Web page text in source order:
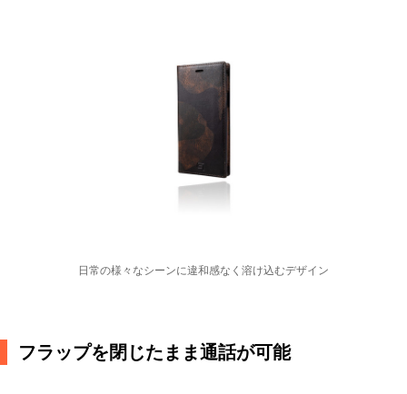
日常の様々なシーンに違和感なく溶け込むデザイン
フラップを閉じたまま通話が可能